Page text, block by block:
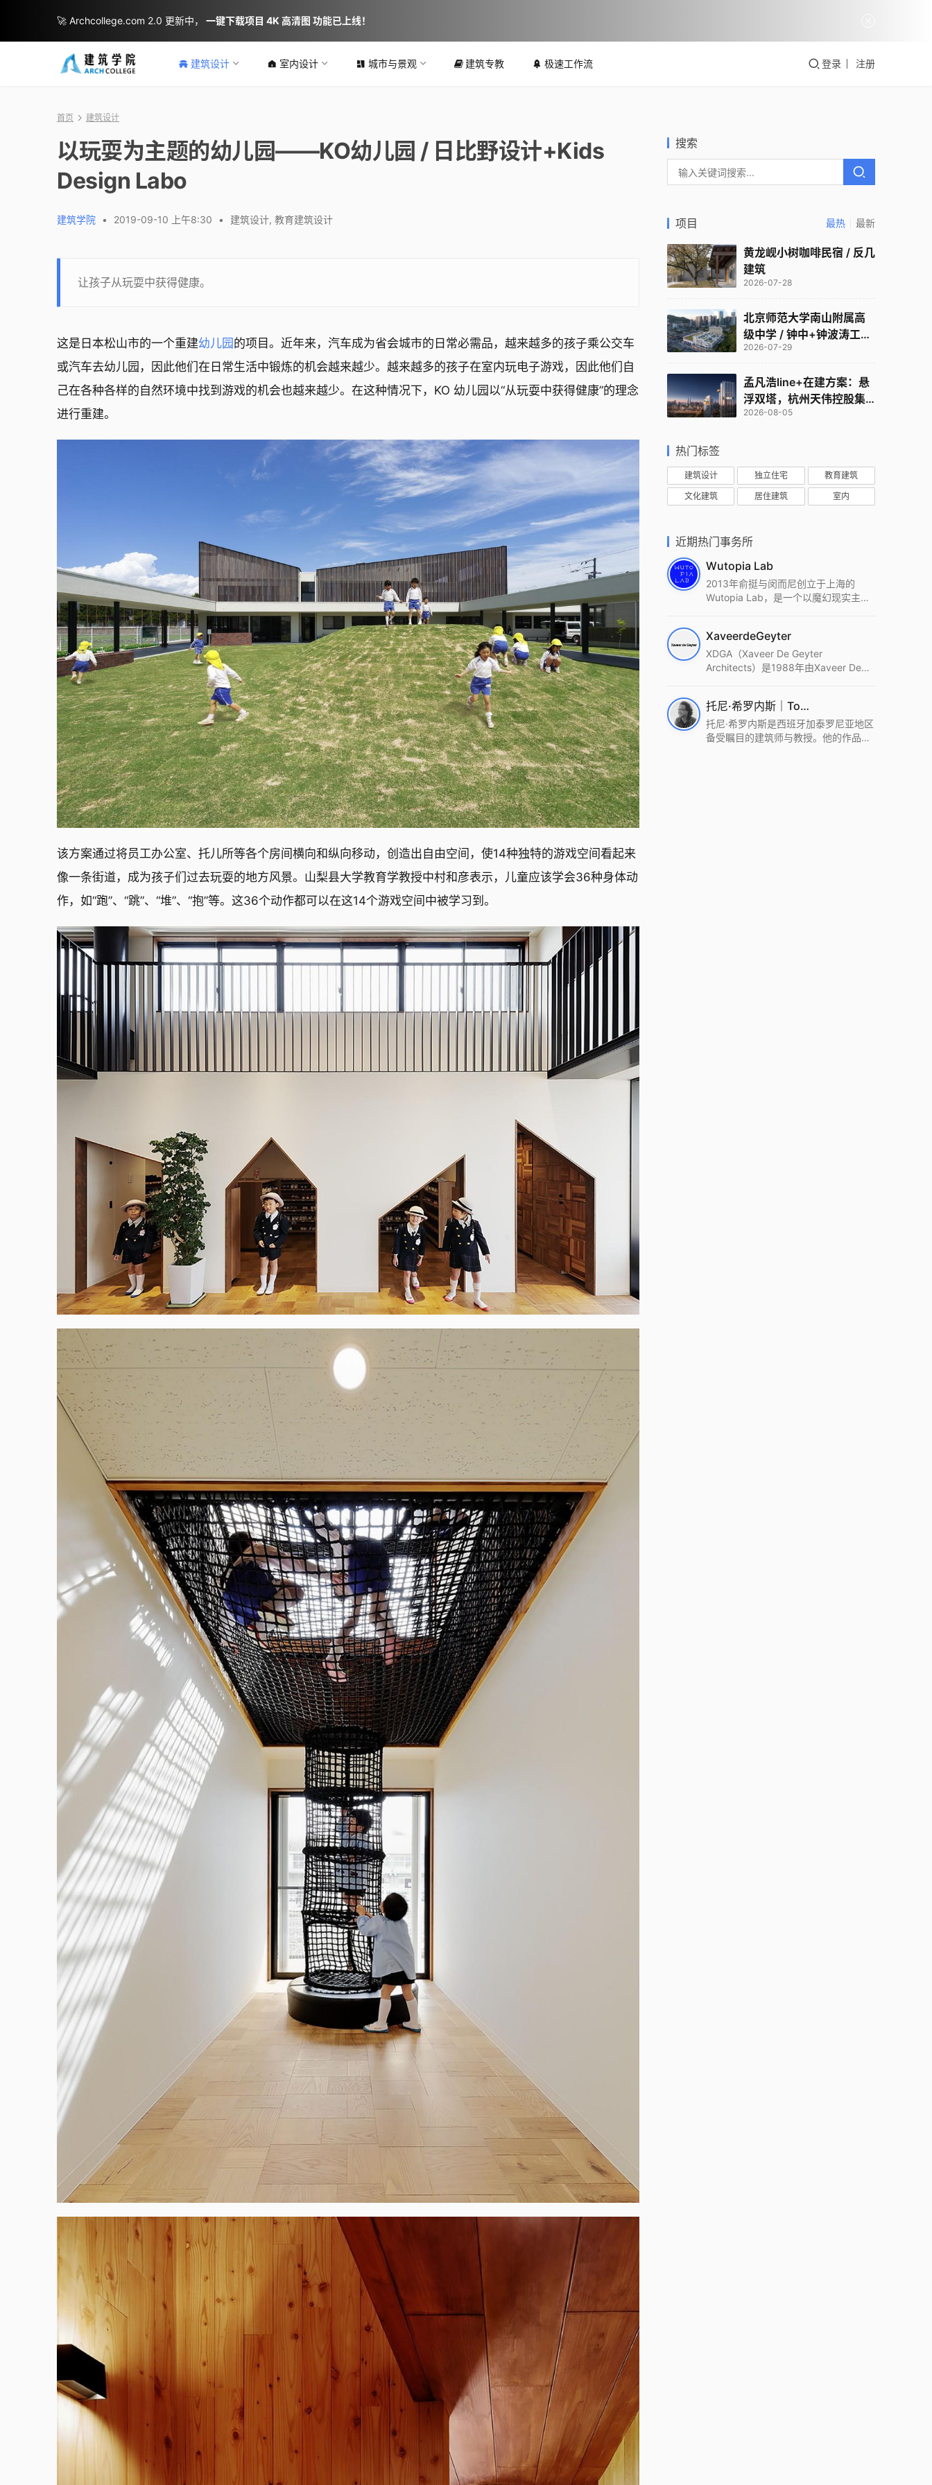
建筑设计 室内设计 城市与景观 建筑专教 极速工作流 登录 注册
首页 建筑设计
以玩耍为主题的幼儿园——KO幼儿园 / 日比野设计+Kids
Design Labo
建筑学院 • 2019-09-10 上午8:30 • 建筑设计, 教育建筑设计
让孩子从玩耍中获得健康。
这是日本松山市的一个重建幼儿园 的项目。近年来，汽车成为省会城市的日常必需品，越来越多的孩子乘公交车
或汽车去幼儿园，因此他们在日常生活中锻炼的机会越来越少。越来越多的孩子在室内玩电子游戏，因此他们自
己在各种各样的自然环境中找到游戏的机会也越来越少。在这种情况下，KO 幼儿园以“从玩耍中获得健康”的理念
进行重建。
该方案通过将员工办公室、托儿所等各个房间横向和纵向移动，创造出自由空间，使14种独特的游戏空间看起来
像一条街道，成为孩子们过去玩耍的地方风景。山梨县大学教育学教授中村和彦表示，儿童应该学会36种身体动
作，如“跑”、“跳”、“堆”、“抱”等。这36个动作都可以在这14个游戏空间中被学习到。
搜索
项目 最热 最新
黄龙岘小树咖啡民宿 / 反几
建筑
2026-07-28
北京师范大学南山附属高
级中学 / 钟中+钟波涛工作
室
2026-07-29
孟凡浩line+在建方案：悬
浮双塔，杭州天伟控股集
团总部
2026-08-05
热门标签
建筑设计 独立住宅 教育建筑
文化建筑 居住建筑 室内
近期热门事务所
Wutopia Lab
2013年俞挺与闵而尼创立于上海的
Wutopia Lab，是一个以魔幻现实主
统这种新的思维范式为基础，以上海性
和生活性为介入设计的原点，以建筑为
工具，从而推动建筑学和社会学进步。
2022 DFA中获Merit,2021 Architizer
A+ Firm Awards中获Special
Mention：Best Young Firm，2020 IF
XaveerdeGeyter
XDGA（Xaveer De Geyter
Architects）是1988年由Xaveer De
进的设计方法、多元的专业团队和国际
化的作品著称，曾获密斯·凡·德罗奖、
Bigmat奖等多项重要奖项。XDGA主张
托尼·希罗内斯｜Toni Gironès
托尼·希罗内斯是西班牙加泰罗尼亚地区
备受瞩目的建筑师与教授。他的作品深
🚀 Archcollege.com 2.0 更新中， 一键下载项目 4K 高清图 功能已上线！